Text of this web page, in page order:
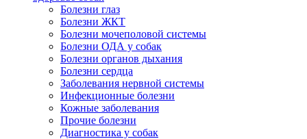
Болезни глаз
Болезни ЖКТ
Болезни мочеполовой системы
Болезни ОДА у собак
Болезни органов дыхания
Болезни сердца
Заболевания нервной системы
Инфекционные болезни
Кожные заболевания
Прочие болезни
Диагностика у собак